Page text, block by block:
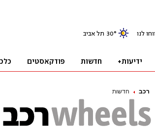
רכב חדשות